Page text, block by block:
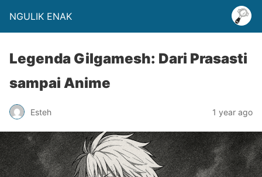
NGULIK ENAK
Legenda Gilgamesh: Dari Prasasti
sampai Anime
Esteh 1 year ago